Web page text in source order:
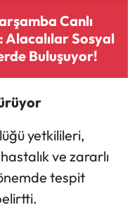
Canlı
Alacalılar Sosyal
Buluşuyor!
yetkilileri,
ve zararlı
tespit